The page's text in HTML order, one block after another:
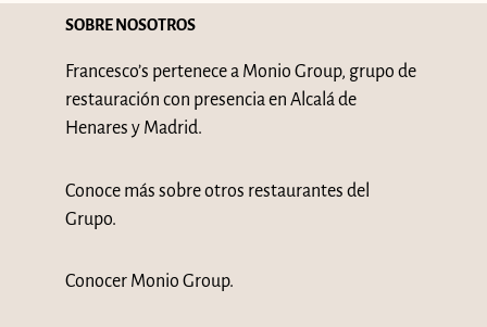
SOBRE NOSOTROS
Francesco’s pertenece a Monio Group, grupo de
restauración con presencia en Alcalá de
Henares y Madrid.
Conoce más sobre otros restaurantes del
Grupo.
Conocer Monio Group.